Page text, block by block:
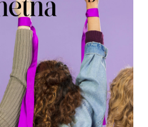
e
I